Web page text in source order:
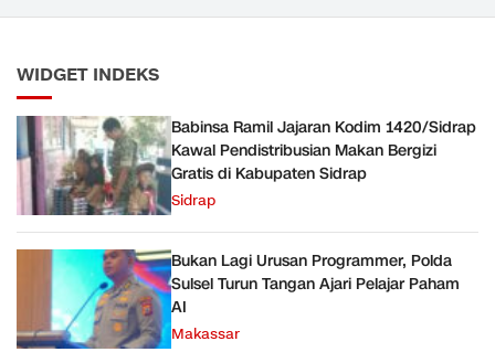
WIDGET INDEKS
Babinsa Ramil Jajaran Kodim 1420/Sidrap
Kawal Pendistribusian Makan Bergizi
Gratis di Kabupaten Sidrap
Sidrap
Bukan Lagi Urusan Programmer, Polda
Sulsel Turun Tangan Ajari Pelajar Paham
AI
Makassar